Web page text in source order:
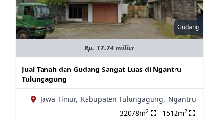
Gudang
Rp. 17.74 miliar
Jual Tanah dan Gudang Sangat Luas di Ngantru
Tulungagung
Jawa Timur, Kabupaten Tulungagung, Ngantru
32078m2 1512m2